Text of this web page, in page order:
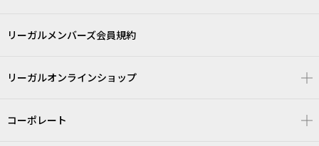
リーガルメンバーズ会員規約
リーガルオンラインショップ
コーポレート